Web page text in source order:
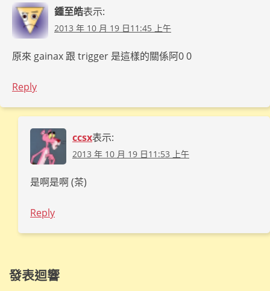
鍾至皓表示:
2013 年 10 月 19 日11:45 上午
原來 gainax 跟 trigger 是這樣的關係阿0 0
Reply
ccsx表示:
2013 年 10 月 19 日11:53 上午
是啊是啊 (茶)
Reply
發表迴響